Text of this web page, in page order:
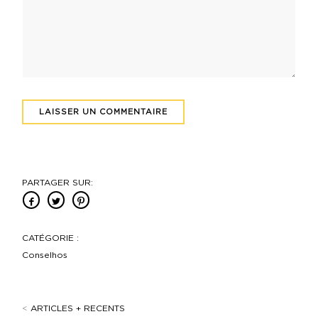
PARTAGER SUR:
CATÉGORIE :
Conselhos
< ARTICLES + RECENTS